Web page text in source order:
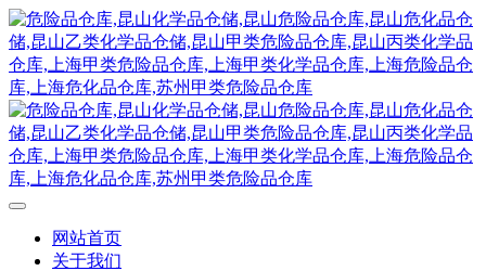
网站首页
关于我们